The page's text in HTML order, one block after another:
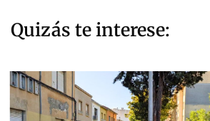
Quizás te interese: